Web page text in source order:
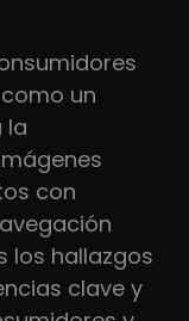
un
la
con
los hallazgos
clave y